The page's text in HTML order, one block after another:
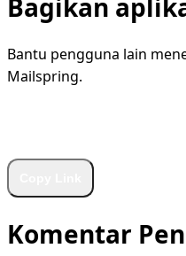
Bantu pengguna lain
Mailspring.
Komentar